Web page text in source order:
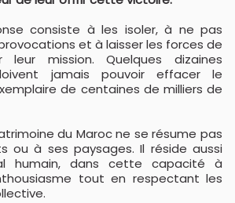
consiste à les isoler, à ne pas
et à laisser les forces de
leur mission. Quelques dizaines
jamais pouvoir effacer le
de centaines de milliers de
du Maroc ne se résume pas
ou à ses paysages. Il réside aussi
humain, dans cette capacité à
tout en respectant les